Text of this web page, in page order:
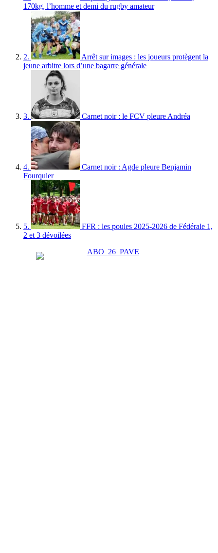
170kg, l’homme et demi du rugby amateur
2.
Arrêt sur images : les joueurs protègent la
jeune arbitre lors d’une bagarre générale
3. Carnet noir : le FCV pleure Andréa
4.
Carnet noir : Agde pleure Benjamin
Fourquier
5.
FFR : les poules 2025-2026 de Fédérale 1,
2 et 3 dévoilées